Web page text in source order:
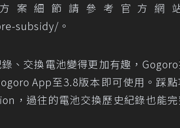
案細節請參考官方網
subsidy/ 。
、交換電池變得更加有趣，Gogoro
App至3.8版本即可使用。踩點
，過往的電池交換歷史紀錄也能